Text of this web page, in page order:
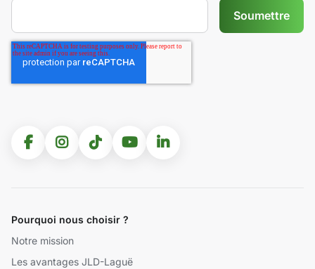
Pourquoi nous choisir ?
Notre mission
Les avantages JLD-Laguë